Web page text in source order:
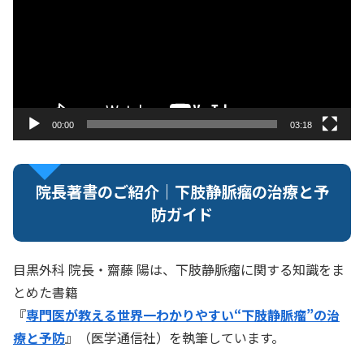
00:00 03:18
院長著書のご紹介｜下肢静脈瘤の治療と予
防ガイド
目黒外科 院長・齋藤 陽は、下肢静脈瘤に関する知識をま
とめた書籍
『専門医が教える世界一わかりやすい“下肢静脈瘤”の治
療と予防』（医学通信社）を執筆しています。